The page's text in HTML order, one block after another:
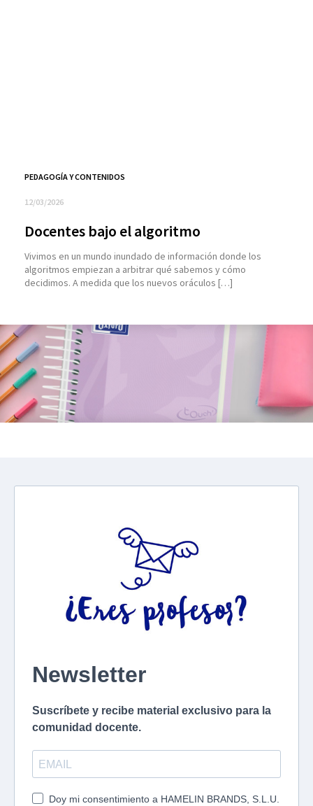
PEDAGOGÍA Y CONTENIDOS
12/03/2026
Docentes bajo el algoritmo
Vivimos en un mundo inundado de información donde los
algoritmos empiezan a arbitrar qué sabemos y cómo
decidimos. A medida que los nuevos oráculos […]